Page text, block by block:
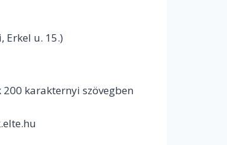
Erkel u. 15.)
karakternyi szövegben